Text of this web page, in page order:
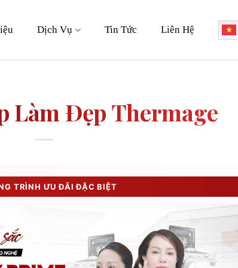
Dịch Vụ Tin Tức Liên Hệ
Làm Đẹp Thermage
TRÌNH ƯU ĐÃI ĐẶC BIỆT